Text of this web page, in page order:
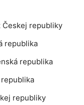
Českej republiky
republika
republika
republiky